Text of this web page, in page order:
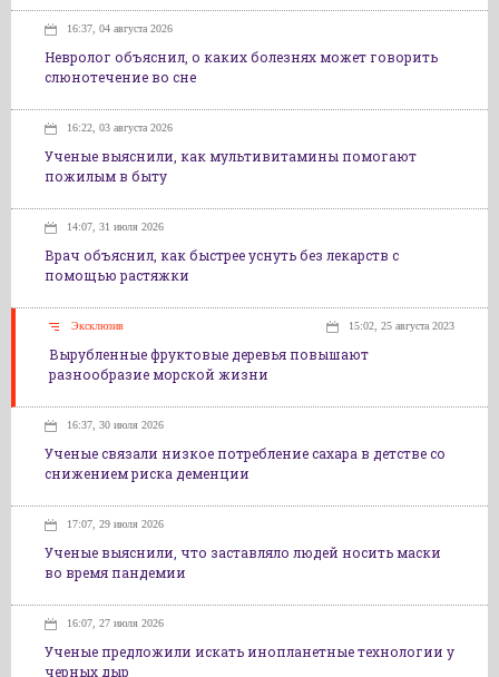
16:37, 04 августа 2026
Невролог объяснил, о каких болезнях может говорить
слюнотечение во сне
16:22, 03 августа 2026
Ученые выяснили, как мультивитамины помогают
пожилым в быту
14:07, 31 июля 2026
Врач объяснил, как быстрее уснуть без лекарств с
помощью растяжки
Эксклюзив 15:02, 25 августа 2023
Вырубленные фруктовые деревья повышают
разнообразие морской жизни
16:37, 30 июля 2026
Ученые связали низкое потребление сахара в детстве со
снижением риска деменции
17:07, 29 июля 2026
Ученые выяснили, что заставляло людей носить маски
во время пандемии
16:07, 27 июля 2026
Ученые предложили искать инопланетные технологии у
черных дыр